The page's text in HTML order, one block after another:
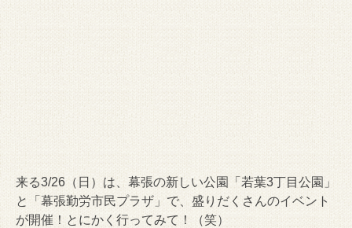
来る3/26（日）は、幕張の新しい公園「若葉3丁目公園」
と「幕張勤労市民プラザ」で、盛りだくさんのイベント
が開催！とにかく行ってみて！（笑）